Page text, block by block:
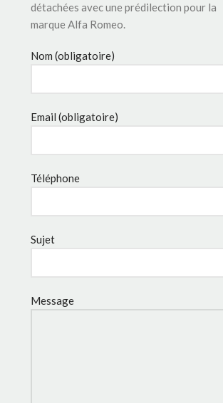
détachées avec une prédilection pour la
marque Alfa Romeo.
Nom (obligatoire)
Email (obligatoire)
Téléphone
Sujet
Message